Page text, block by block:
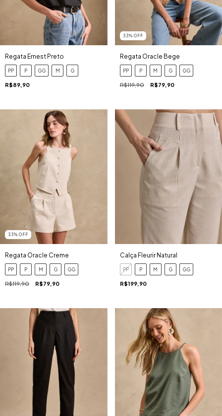
Regata Ernest Preto
PP P GG M G
R$89,90
33% OFF
Regata Oracle Bege
PP P M G GG
R$119,90 R$79,90
33% OFF
Regata Oracle Creme
PP P M G GG
R$119,90 R$79,90
Calça Fleurir Natural
PP P M G GG
R$199,90